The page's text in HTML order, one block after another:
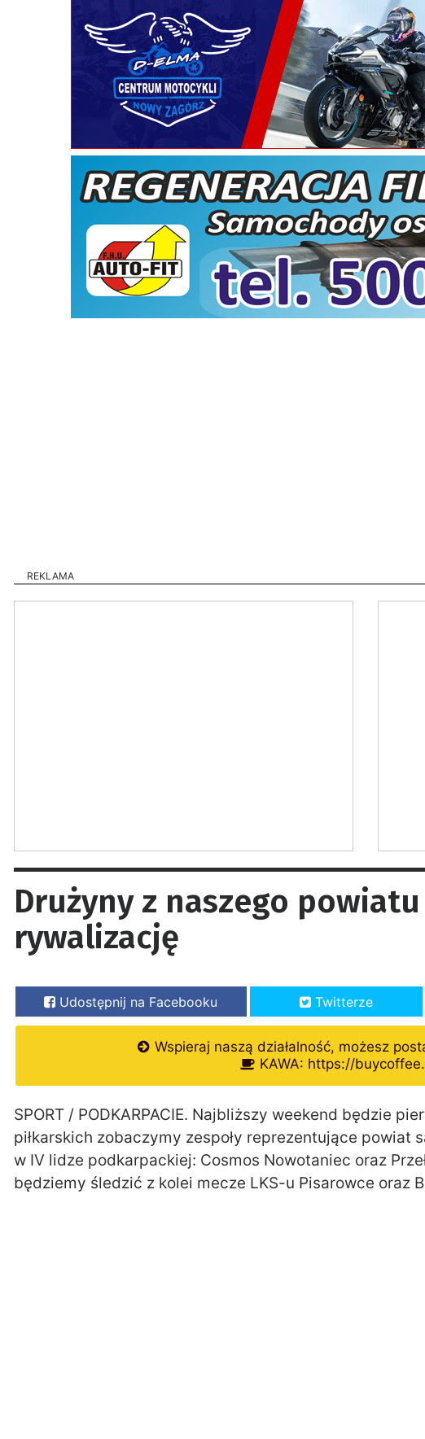
REKLAMA
Drużyny z naszego
rywalizację
Udostępnij na Facebooku Twitterze
Wspieraj naszą działalność, możesz
KAWA: https://
SPORT / PODKARPACIE. Najbliższy weekend będzie
piłkarskich zobaczymy zespoły reprezentujące powiat
w IV lidze podkarpackiej: Cosmos Nowotaniec oraz
będziemy śledzić z kolei mecze LKS-u Pisarowce oraz